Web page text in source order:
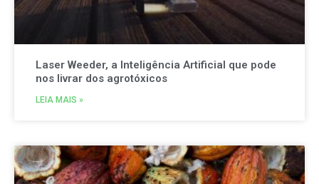
Laser Weeder, a Inteligência Artificial que pode
nos livrar dos agrotóxicos
LEIA MAIS »